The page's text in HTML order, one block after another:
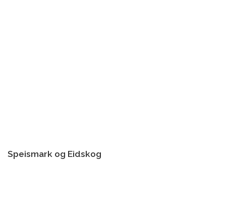
Speismark og Eidskog